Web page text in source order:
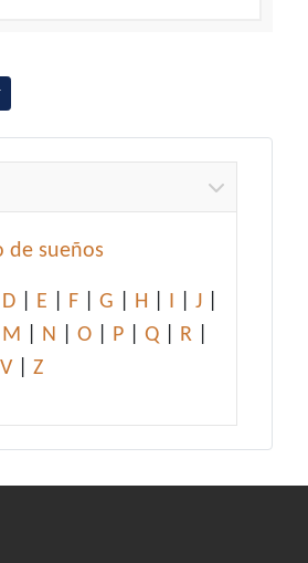
de sueños
D E F G H I J
M N O P Q R
V Z